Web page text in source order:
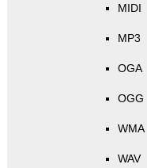
MIDI
MP3
OGA
OGG
WMA
WAV